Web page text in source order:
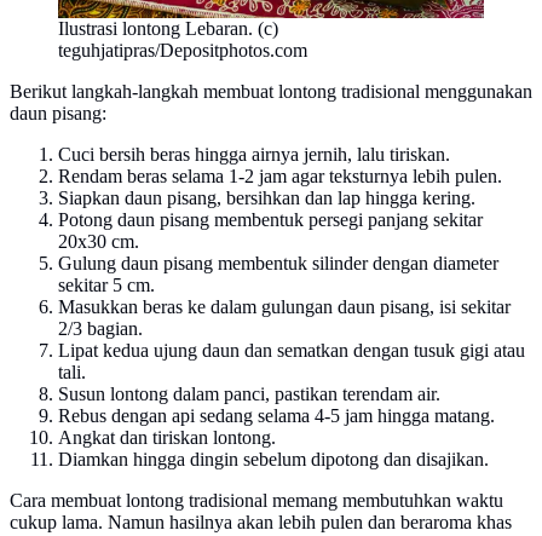
Ilustrasi lontong Lebaran. (c)
teguhjatipras/Depositphotos.com
Berikut langkah-langkah membuat lontong tradisional menggunakan
daun pisang:
Cuci bersih beras hingga airnya jernih, lalu tiriskan.
Rendam beras selama 1-2 jam agar teksturnya lebih pulen.
Siapkan daun pisang, bersihkan dan lap hingga kering.
Potong daun pisang membentuk persegi panjang sekitar
20x30 cm.
Gulung daun pisang membentuk silinder dengan diameter
sekitar 5 cm.
Masukkan beras ke dalam gulungan daun pisang, isi sekitar
2/3 bagian.
Lipat kedua ujung daun dan sematkan dengan tusuk gigi atau
tali.
Susun lontong dalam panci, pastikan terendam air.
Rebus dengan api sedang selama 4-5 jam hingga matang.
Angkat dan tiriskan lontong.
Diamkan hingga dingin sebelum dipotong dan disajikan.
Cara membuat lontong tradisional memang membutuhkan waktu
cukup lama. Namun hasilnya akan lebih pulen dan beraroma khas